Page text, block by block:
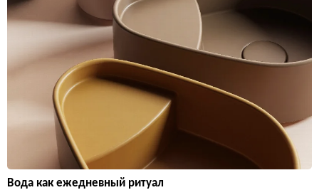
Вода как ежедневный ритуал